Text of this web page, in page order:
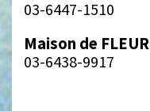
03-6447-1510
Maison de FLEUR
03-6438-9917